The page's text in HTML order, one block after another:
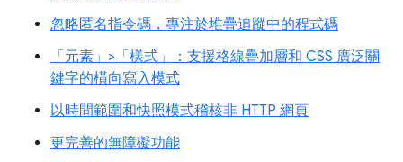
忽略匿名指令碼，專注於堆疊追蹤中的程式碼
「元素」>「樣式」：支援格線疊加層和 CSS 廣泛關
鍵字的橫向寫入模式
以時間範圍和快照模式稽核非 HTTP 網頁
更完善的無障礙功能